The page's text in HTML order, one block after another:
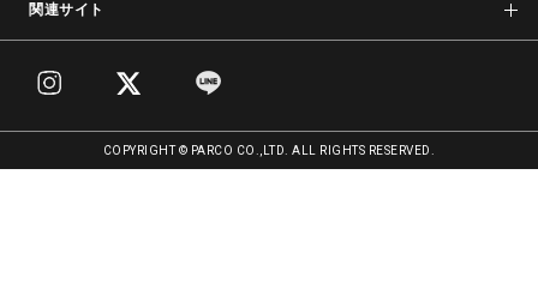
関連サイト
COPYRIGHT © PARCO CO.,LTD. ALL RIGHTS RESERVED.